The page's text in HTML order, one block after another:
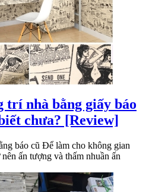
trí nhà bằng giấy báo
chưa? [Review]
báo cũ Để làm cho không gian
ấn tượng và thấm nhuần ấn